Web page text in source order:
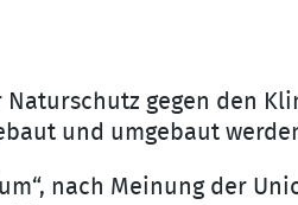
gegen den
und umgebaut
nach Meinung der